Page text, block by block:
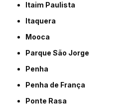
Itaim Paulista
Itaquera
Mooca
Parque São Jorge
Penha
Penha de França
Ponte Rasa